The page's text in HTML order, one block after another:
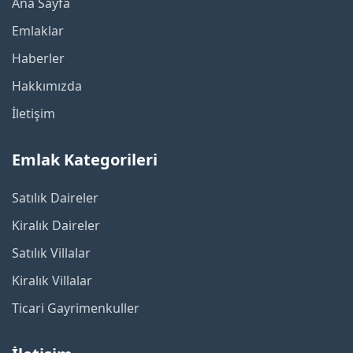
Emlaklar
Haberler
Hakkımızda
İletişim
Emlak Kategorileri
Satılık Daireler
Kiralık Daireler
Satılık Villalar
Kiralık Villalar
Ticari Gayrimenkuller